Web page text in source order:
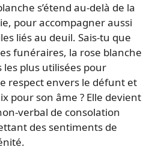
s’étend au-delà de la
pour accompagner aussi
liés au deuil. Sais-tu que
funéraires, la rose blanche
les plus utilisées pour
respect envers le défunt et
pour son âme ? Elle devient
verbal de consolation
des sentiments de